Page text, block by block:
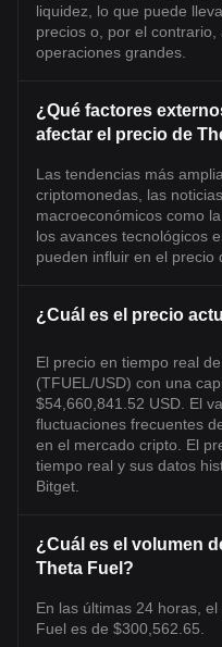
liquidez, lo que puede
precios o, por el
operaciones grandes.
¿Qué factores
afectar el precio de
Las tendencias más
criptomonedas, las
macroeconómicos como
los avances tecnológicos
pueden influir en el precio
¿Cuál es el precio
El precio en tiempo real
(TFUEL/USD) con una
$54,660,841.52 USD. El
fluctuaciones frecuentes
en el mercado cripto. El
tiempo real y sus datos
Bitget.
¿Cuál es el volumen
Theta Fuel?
En las últimas 24 horas,
Fuel es de $300,562.65.